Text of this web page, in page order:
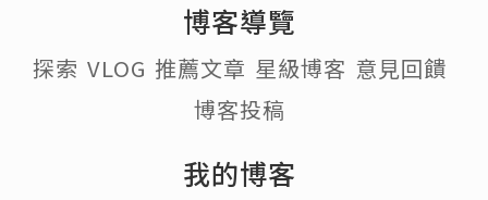
博客導覽
探索 VLOG 推薦文章 星級博客 意見回饋
博客投稿
我的博客